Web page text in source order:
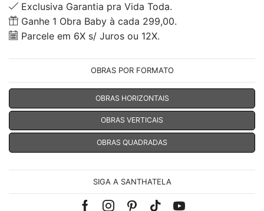
Exclusiva Garantia pra Vida Toda.
Ganhe 1 Obra Baby à cada 299,00.
Parcele em 6X s/ Juros ou 12X.
OBRAS POR FORMATO
OBRAS HORIZONTAIS
OBRAS VERTICAIS
OBRAS QUADRADAS
SIGA A SANTHATELA